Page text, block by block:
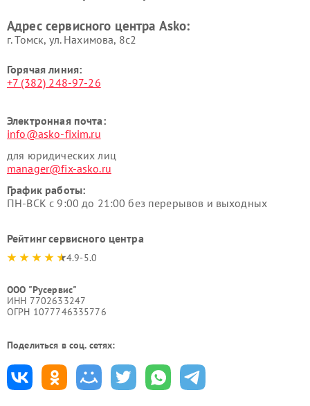
Asko
Адрес сервисного центра Asko:
г. Томск, ул. Нахимова, 8с2
Горячая линия:
+7 (382) 248-97-26
Электронная почта:
info@asko-fixim.ru
для юридических лиц
manager@fix-asko.ru
График работы:
ПН-ВСК с 9:00 до 21:00 без перерывов и выходных
Рейтинг сервисного центра
4.9-5.0
ООО "Русервис"
ИНН 7702633247
ОГРН 1077746335776
Поделиться в соц. сетях: